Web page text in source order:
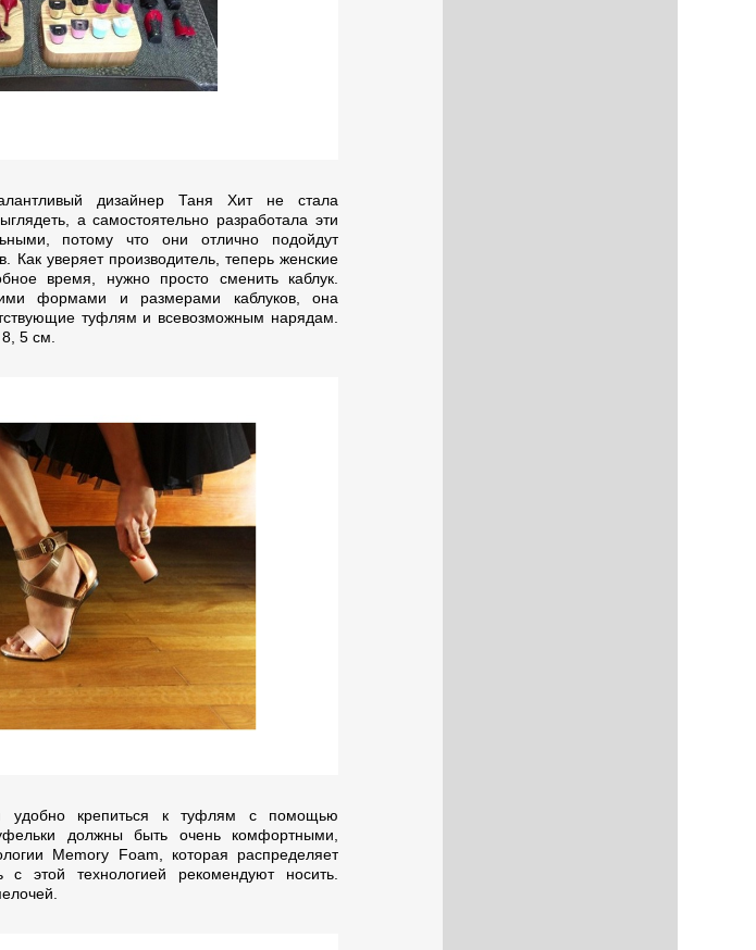
дизайнер Таня Хит не стала
а самостоятельно разработала эти
потому что они отлично подойдут
Как уверяет производитель, теперь женские
время, нужно просто сменить каблук.
формами и размерами каблуков, она
туфлям и всевозможным нарядам.
5 см.
удобно крепиться к туфлям с помощью
должны быть очень комфортными,
Memory Foam, которая распределяет
этой технологией рекомендуют носить.